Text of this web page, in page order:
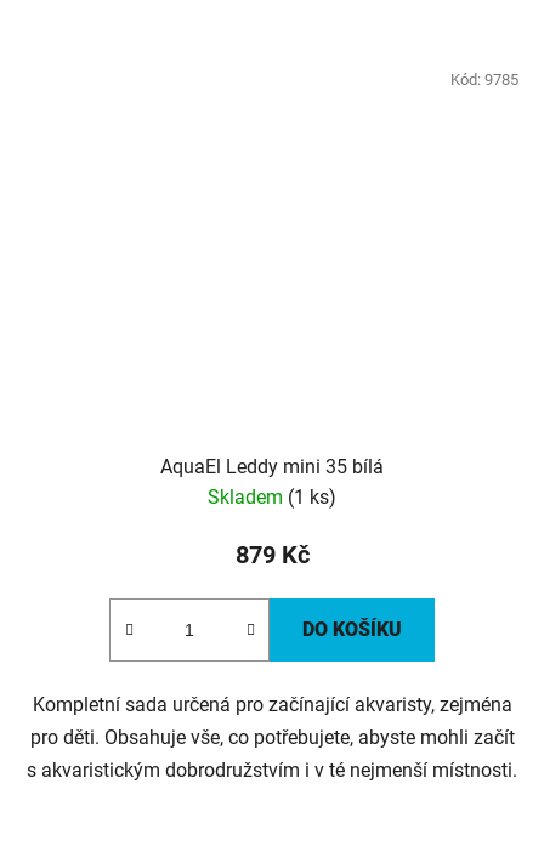
AquaEl Leddy mini 35 bílá
Skladem (1 ks)
879 Kč
DO KOŠÍKU
Kompletní sada určená pro začínající akvaristy, zejména
pro děti. Obsahuje vše, co potřebujete, abyste mohli začít
s akvaristickým dobrodružstvím i v té nejmenší místnosti.
Kód: 9785